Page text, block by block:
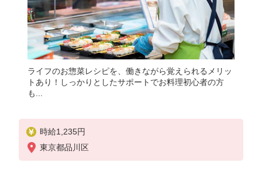
ライフのお惣菜レシピを、働きながら覚えられるメリッ
トあり！しっかりとしたサポートでお料理初心者の方
も...
時給1,235円
東京都品川区